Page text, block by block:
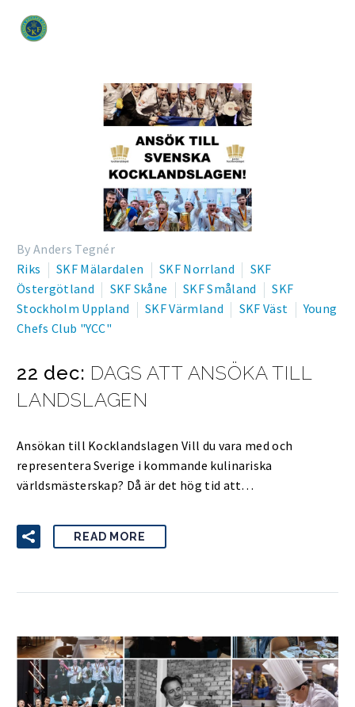
By Anders Tegnér
Riks
SKF Mälardalen SKF Norrland
SKF
Östergötland
SKF Skåne SKF Småland
SKF
Stockholm Uppland
SKF Värmland SKF Väst
Young
Chefs Club "YCC"
22 dec: DAGS ATT ANSÖKA TILL
LANDSLAGEN
Ansökan till Kocklandslagen Vill du vara med och
representera Sverige i kommande kulinariska
världsmästerskap? Då är det hög tid att…
READ MORE